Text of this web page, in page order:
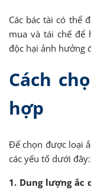
Các bác tài có thể
mua và tái chế
độc hại ảnh hưởng
Cách
hợp
Để chọn được loại
các yếu tố dưới đây:
1. Dung lượng ắc